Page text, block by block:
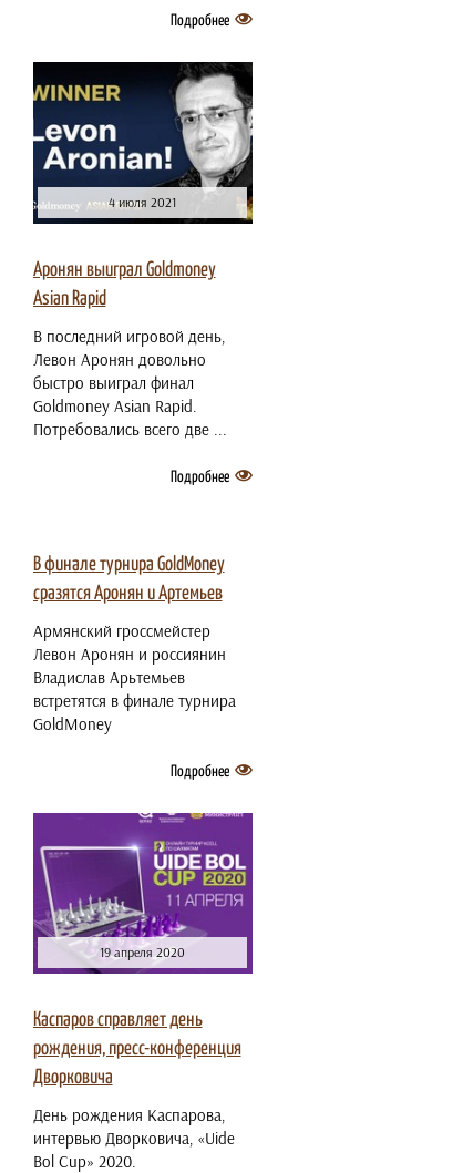
Подробнее
4 июля 2021
Аронян выиграл Goldmoney
Asian Rapid
В последний игровой день,
Левон Аронян довольно
быстро выиграл финал
Goldmoney Asian Rapid.
Потребовались всего две ...
Подробнее
В финале турнира GoldMoney
сразятся Аронян и Артемьев
Армянский гроссмейстер
Левон Аронян и россиянин
Владислав Арьтемьев
встретятся в финале турнира
GoldMoney
Подробнее
19 апреля 2020
Каспаров справляет день
рождения, пресс-конференция
Дворковича
День рождения Каспарова,
интервью Дворковича, «Uide
Bol Cup» 2020.